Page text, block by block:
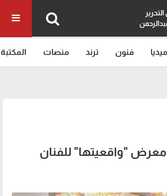
ميديا فنون ترند منصات المكتبة
معرض "واقعيتها" للفنان